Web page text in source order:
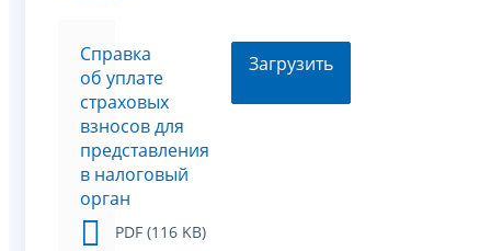
Cправка
об уплате
страховых
взносов для
представления
в налоговый
орган
PDF (116 KB)
Загрузить